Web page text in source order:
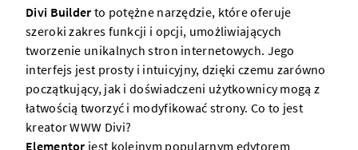
Divi Builder to potężne narzędzie, które oferuje
szeroki zakres funkcji i opcji, umożliwiających
tworzenie unikalnych stron internetowych. Jego
interfejs jest prosty i intuicyjny, dzięki czemu zarówno
początkujący, jak i doświadczeni użytkownicy mogą z
łatwością tworzyć i modyfikować strony.Co to jest
kreator WWW Divi?
Elementor jest kolejnym popularnym edytorem